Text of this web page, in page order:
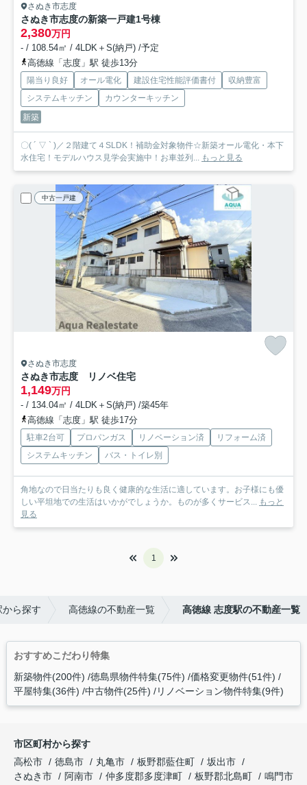
さぬき市志度
さぬき市志度の新築一戸建1号棟
2,380万円
- / 108.54㎡ / 4LDK＋S(納戸) /予定
高徳線「志度」駅 徒歩13分
陽当り良好 オール電化 建設住宅性能評価書付
収納豊富
システムキッチン
カウンターキッチン
新築
〇( ´ ▽ ` )／２階建て４SLDK！補助金対象物件☆新築オール電化・本下
水住宅！モデルハウス見学会実施中！お車並列... もっと見る
中古一戸建
さぬき市志度
さぬき市志度 リノベ住宅
1,149万円
- / 134.04㎡ / 4LDK＋S(納戸) /築45年
高徳線「志度」駅 徒歩17分
駐車2台可 プロパンガス リノベーション済
リフォーム済
システムキッチン
バス・トイレ別
角地なので日当たりも良く健康的な生活に適しています。お子様にも優
しい平坦地での生活はいかがでしょうか。ものが多くサービス... もっと
見る
1
ら探す 高徳線の不動産一覧 高徳線 志度駅の不動産一覧
おすすめこだわり特集
新築物件(200件) 徳島県物件特集(75件) 価格変更物件(51件)
平屋特集(36件) 中古物件(25件) リノベーション物件特集(9件)
市区町村から探す
高松市
徳島市 丸亀市 板野郡藍住町
坂出市
さぬき市
阿南市 仲多度郡多度津町 板野郡北島町
鳴門市